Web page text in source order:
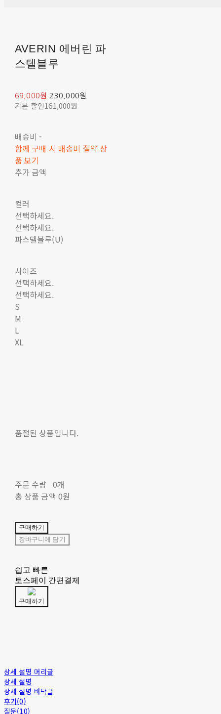
AVERIN 에버린 파
스텔블루
69,000원 230,000원
기본 할인161,000원
배송비 -
함께 구매 시 배송비 절약 상
품 보기
추가 금액
컬러
선택하세요.
선택하세요.
파스텔블루(U)
사이즈
선택하세요.
선택하세요.
S
M
L
XL
품절된 상품입니다.
주문 수량 0개
총 상품 금액 0원
구매하기
장바구니에 담기
쉽고 빠른
토스페이 간편결제
구매하기
상세 설명 머리글
상세 설명
상세 설명 바닥글
후기(0)
질문(10)